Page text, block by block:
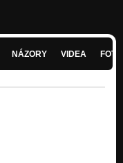
NÁZORY VIDEA